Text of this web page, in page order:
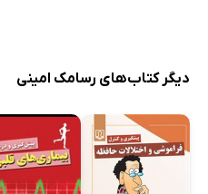
دیگر کتاب‌های رسامک امینی